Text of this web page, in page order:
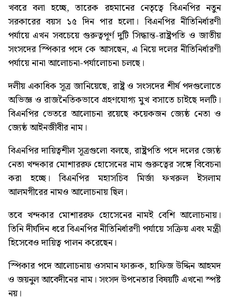
খবরে বলা হচ্ছে, তারেক রহমানের নেতৃত্বে বিএনপির নতুন
সরকারের বয়স ১৫ দিন পার হলো। বিএনপির নীতিনির্ধারণী
পর্যায়ে এখন সবচেয়ে গুরুত্বপূর্ণ দুটি সিদ্ধান্ত-রাষ্ট্রপতি ও জাতীয়
সংসদের স্পিকার পদে কে আসছেন, এ নিয়ে দলের নীতিনির্ধারণী
পর্যায়ে নানা আলোচনা-পর্যালোচনা চলছে।
দলীয় একাধিক সূত্র জানিয়েছে, রাষ্ট্র ও সংসদের শীর্ষ পদগুলোতে
অভিজ্ঞ ও রাজনৈতিকভাবে গ্রহণযোগ্য মুখ বসাতে চাইছে দলটি।
বিএনপির ভেতরে আলোচনা রয়েছে কয়েকজন জ্যেষ্ঠ নেতা ও
জ্যেষ্ঠ আইনজীবীর নাম।
বিএনপির দায়িত্বশীল সূত্রগুলো বলছে, রাষ্ট্রপতি পদে দলের জ্যেষ্ঠ
নেতা খন্দকার মোশাররফ হোসেনের নাম গুরুত্বের সঙ্গে বিবেচনা
করা হচ্ছে। বিএনপির মহাসচিব মির্জা ফখরুল ইসলাম
আলমগীরের নামও আলোচনায় ছিল।
তবে খন্দকার মোশাররফ হোসেনের নামই বেশি আলোচনায়।
তিনি দীর্ঘদিন ধরে বিএনপির নীতিনির্ধারণী পর্যায়ে সক্রিয় এবং মন্ত্রী
হিসেবেও দায়িত্ব পালন করেছেন।
স্পিকার পদে আলোচনায় ওসমান ফারুক, হাফিজ উদ্দিন আহমদ
ও জয়নুল আবেদীনের নাম। সংসদ উপনেতার বিষয়টি এখনো স্পষ্ট
নয়।